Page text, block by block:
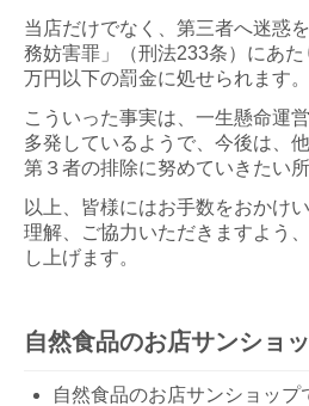
当店だけでなく、第三者へ迷惑
務妨害罪」（刑法233条）にあ
万円以下の罰金に処せられます。
こういった事実は、一生懸命運
多発しているようで、今後は、
第３者の排除に努めていきたい
以上、皆様にはお手数をおかけ
理解、ご協力いただきますよう
し上げます。
自然食品のお店サンショ
自然食品のお店サンショッ